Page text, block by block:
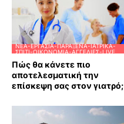
ΝΈΑ-ΕΡΓΑΣΊΑ-ΠΑΡΆΞΕΝΑ-ΙΑΤΡΙΚΆ-
ΣΠΊΤΙ-ΟΙΚΟΝΟΜΊΑ-ΑΓΓΕΛΊΕΣ-LIVE
Πώς θα κάνετε πιο
αποτελεσματική την
επίσκεψη σας στον γιατρό;